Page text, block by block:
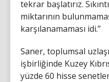
tekrar başlatırız.
miktarının
karşılanamaması idi.”
Saner, toplumsal
işbirliğinde Kuzey
yüzde 60 hisse